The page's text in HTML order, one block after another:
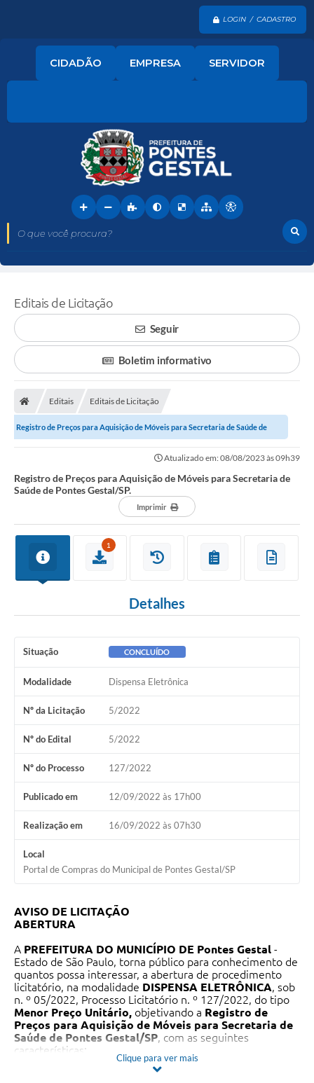
LOGIN / CADASTRO
O que você procura?
CIDADÃO EMPRESA SERVIDOR
Editais de Licitação
Seguir
Boletim informativo
Editais Editais de Licitação
Registro de Preços para Aquisição de Móveis para Secretaria de Saúde de
Atualizado em: 08/08/2023 às 09h39
Registro de Preços para Aquisição de Móveis para Secretaria de
Saúde de Pontes Gestal/SP.
Imprimir
1
Detalhes
Situação CONCLUÍDO
Modalidade Dispensa Eletrônica
Nº da Licitação 5/2022
Nº do Edital 5/2022
Nº do Processo 127/2022
Publicado em 12/09/2022 às 17h00
Realização em 16/09/2022 às 07h30
Local
Portal de Compras do Municipal de Pontes Gestal/SP
AVISO DE LICITAÇÃO
ABERTURA
A PREFEITURA DO MUNICÍPIO DE Pontes Gestal -
Estado de São Paulo, torna público para conhecimento de
quantos possa interessar, a abertura de procedimento
licitatório, na modalidade DISPENSA ELETRÔNICA, sob
n. º 05/2022, Processo Licitatório n. º 127/2022, do tipo
Menor Preço Unitário, objetivando a Registro de
Preços para Aquisição de Móveis para Secretaria de
Saúde de Pontes Gestal/SP, com as seguintes
características:
O recebimento dos Envelopes Propostas e Habilitação
16 de setembro de 2.022
Clique para ver mais